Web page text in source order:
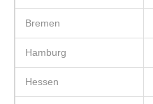
Bremen
Hamburg
Hessen